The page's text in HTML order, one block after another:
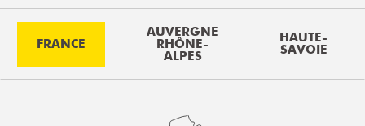
FRANCE
AUVERGNE
RHÔNE-
ALPES
HAUTE-
SAVOIE